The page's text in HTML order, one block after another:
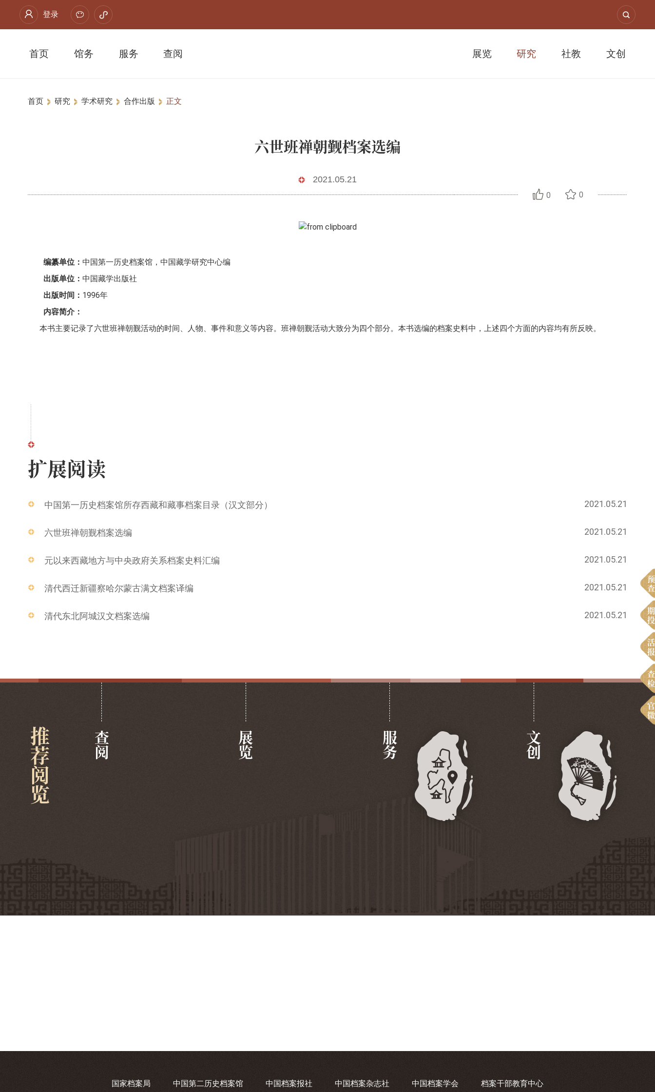
登录
首页 馆务 服务 查阅 展览 研究 社教 文创
首页 研究 学术研究 合作出版 正文
六世班禅朝觐档案选编
2021.05.21
0 0
编纂单位： 中国第一历史档案馆，中国藏学研究中心编
出版单位： 中国藏学出版社
出版时间： 1996年
内容简介：
本书主要记录了六世班禅朝觐活动的时间、人物、事件和意义等内容。班禅朝觐活动大致分为四个部分。本书选编的档案史料中，上述四个方面的内容均有所反映。
扩展阅读
中国第一历史档案馆所存西藏和藏事档案目录（汉文部分） 2021.05.21
六世班禅朝觐档案选编 2021.05.21
元以来西藏地方与中央政府关系档案史料汇编 2021.05.21
清代西迁新疆察哈尔蒙古满文档案译编 2021.05.21
清代东北阿城汉文档案选编 2021.05.21
推荐阅览 查阅 展览 服务 文创
国家档案局 中国第二历史档案馆 中国档案报社 中国档案杂志社 中国档案学会 档案干部教育中心